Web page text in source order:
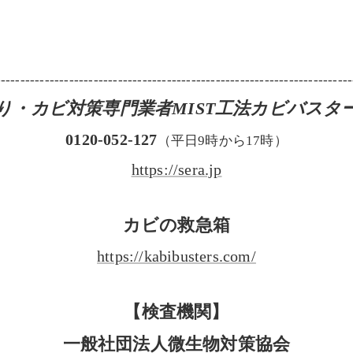
・カビ対策専門業者MIST工法カビバスタ
0120-052-127 （平日9時から17時）
https://sera.jp
カビの救急箱
https://kabibusters.com/
【検査機関】
一般社団法人微生物対策協会